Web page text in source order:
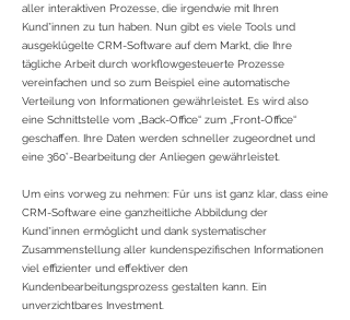
aller interaktiven Prozesse, die irgendwie mit Ihren
Kund*innen zu tun haben. Nun gibt es viele Tools und
ausgeklügelte CRM-Software auf dem Markt, die Ihre
tägliche Arbeit durch workflowgesteuerte Prozesse
vereinfachen und so zum Beispiel eine automatische
Verteilung von Informationen gewährleistet. Es wird also
eine Schnittstelle vom „Back-Office“ zum „Front-Office“
geschaffen. Ihre Daten werden schneller zugeordnet und
eine 360°-Bearbeitung der Anliegen gewährleistet.
Um eins vorweg zu nehmen: Für uns ist ganz klar, dass eine
CRM-Software eine ganzheitliche Abbildung der
Kund*innen ermöglicht und dank systematischer
Zusammenstellung aller kundenspezifischen Informationen
viel effizienter und effektiver den
Kundenbearbeitungsprozess gestalten kann. Ein
unverzichtbares Investment.